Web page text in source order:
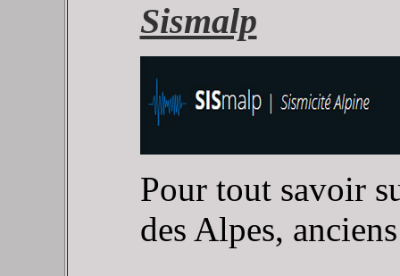
Sismalp
Pour tout savoir
des Alpes,